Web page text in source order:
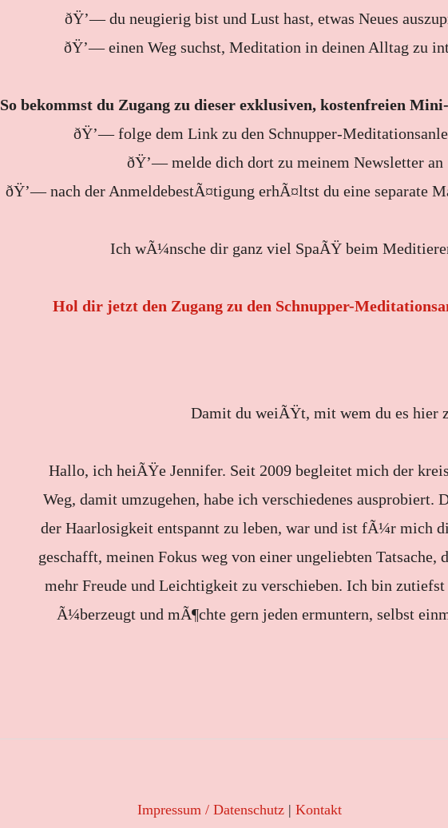
ðŸ’— du neugierig bist und Lust hast, etwas Neues
ðŸ’— einen Weg suchst, Meditation in deinen Alltag zu
So bekommst du Zugang zu dieser exklusiven, kostenfreien
ðŸ’— folge dem Link zu den Schnupper-
ðŸ’— melde dich dort zu meinem Newsletter an
ðŸ’— nach der AnmeldebestÃ¤tigung erhÃ¤ltst du eine separate
Ich wÃ¼nsche dir ganz viel SpaÃŸ beim
Hol dir jetzt den Zugang zu den Schnupper-
Damit du weiÃŸt, mit wem du es hier
Hallo, ich heiÃŸe Jennifer. Seit 2009 begleitet mich der
Weg, damit umzugehen, habe ich verschiedenes
der Haarlosigkeit entspannt zu leben, war und ist fÃ¼r mich
geschafft, meinen Fokus weg von einer ungeliebten
mehr Freude und Leichtigkeit zu verschieben. Ich bin
Ã¼berzeugt und mÃ¶chte gern jeden ermuntern, selbst
Impressum / Datenschutz| Kontakt